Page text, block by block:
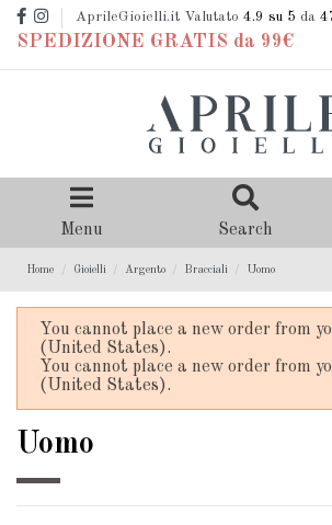
AprileGioielli.it Valutato 4.9 su 5 da
SPEDIZIONE GRATIS da 99€
Menu Search
Home Gioielli Argento Bracciali Uomo
You cannot place a new order from
(United States).
You cannot place a new order from
(United States).
Uomo